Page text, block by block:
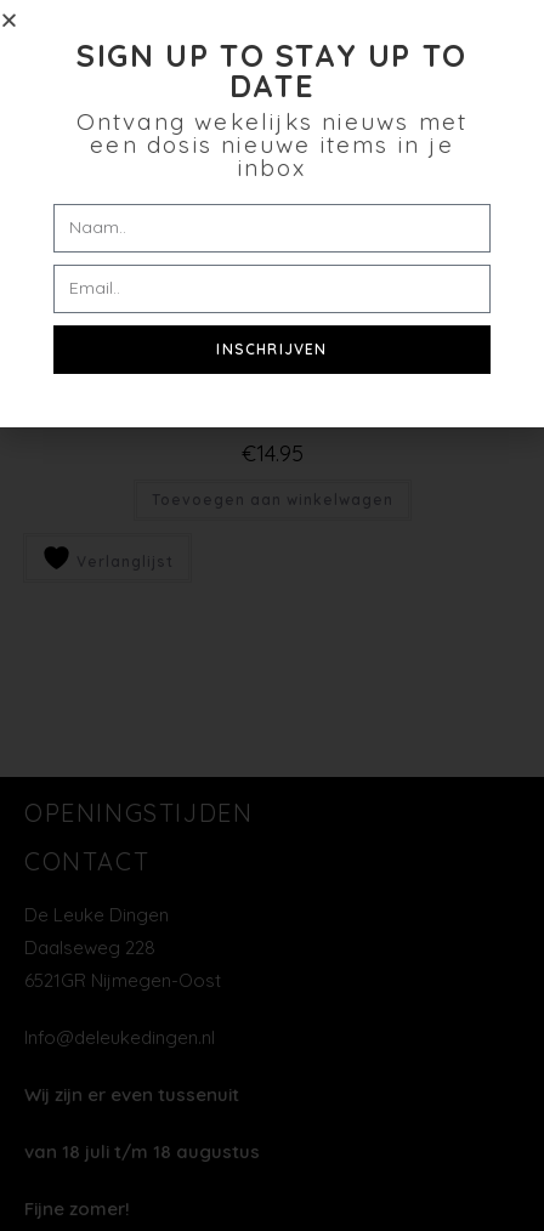
GOUDKLEURIGE OORBELLEN MET STEENTJE
€14.95
Toevoegen aan winkelwagen
Verlanglijst
OPENINGSTIJDEN
CONTACT
De Leuke Dingen
Daalseweg 228
6521GR Nijmegen-Oost
Info@deleukedingen.nl
Wij zijn er even tussenuit
van 18 juli t/m 18 augustus
Fijne zomer!
SIGN UP TO STAY UP TO
DATE
Ontvang wekelijks nieuws met
een dosis nieuwe items in je
inbox
INSCHRIJVEN